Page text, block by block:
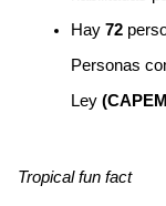
Hay 72
Personas
Ley
Tropical fun fact